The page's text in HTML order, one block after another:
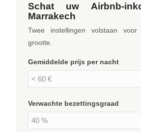
Schat uw Airbnb-
Marrakech
Twee instellingen volstaan
grootte.
Gemiddelde prijs per nacht
Verwachte bezettingsgraad